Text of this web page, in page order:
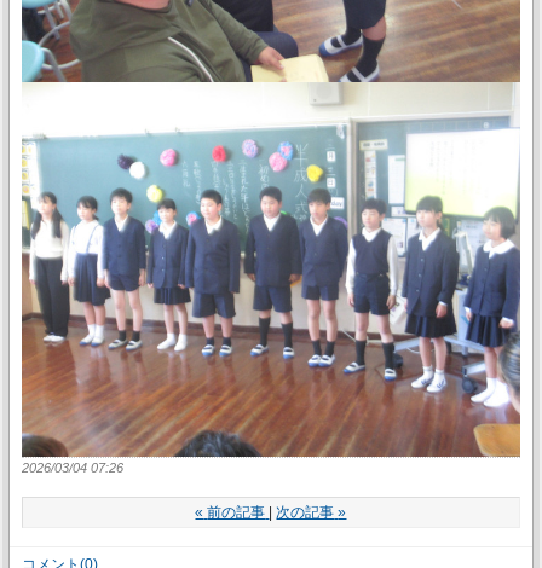
2026/03/04 07:26
« 前の記事 次の記事 »
コメント(0)